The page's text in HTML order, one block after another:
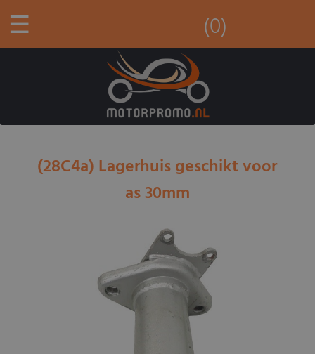
☰ (0)
(28C4a) Lagerhuis geschikt voor
as 30mm